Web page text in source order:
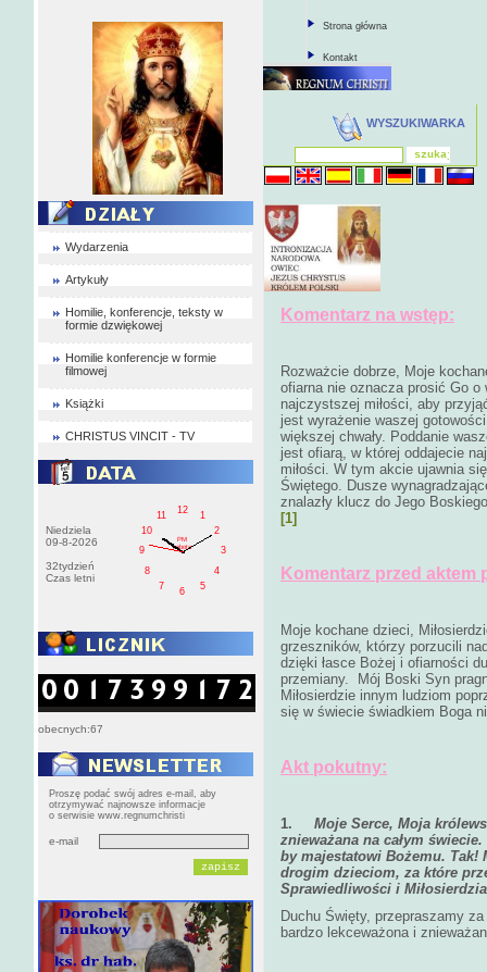
Wydarzenia
Artykuły
Homilie, konferencje, teksty w
formie dzwiękowej
Homilie konferencje w formie
filmowej
Książki
CHRISTUS VINCIT - TV
Niedziela
09-8-2026
32tydzień
Czas letni
1
2
3
4
5
6
7
8
9
10
11
12
PM
sobota
obecnych:67
Proszę podać swój adres e-mail, aby
otrzymywać najnowsze informacje
o serwisie www.regnumchristi
e-mail
Strona główna
Kontakt
WYSZUKIWARKA
Komentarz na wstęp:
Rozważcie dobrze, Moje
ofiarna nie oznacza prosić Go
najczystszej miłości, aby
jest wyrażenie waszej
większej chwały. Poddanie
jest ofiarą, w której oddajecie
miłości. W tym akcie ujawnia
Świętego. Dusze
znalazły klucz do Jego
[1]
Komentarz przed aktem
Moje kochane dzieci,
grzeszników, którzy porzucili
dzięki łasce Bożej i ofiarności
przemiany. Mój Boski Syn
Miłosierdzie innym ludziom
się w świecie świadkiem Boga
Akt pokutny:
1. Moje Serce, Moja
znieważana na całym
by majestatowi Bożemu. Tak!
drogim dzieciom, za które
Sprawiedliwości i
Duchu Święty, przepraszamy
bardzo lekceważona i